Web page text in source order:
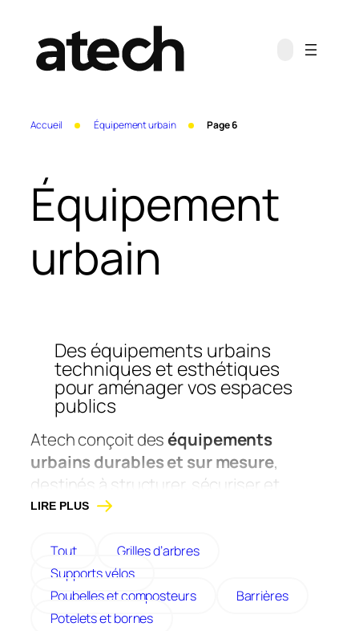
contenu
Accueil Équipement urbain Page 6
Équipement
urbain
Des équipements urbains
techniques et esthétiques
pour aménager vos espaces
publics
Atech conçoit deséquipements
urbains durables et sur mesure,
destinés à structurer, sécuriser et
valoriser les espaces publics extérieurs.
bornes, cendriers, corbeilles, barrières
et appuis-vélos, fabriqués en acier
galvanisé, corten ou inox pour garantir
une excellente résistance aux usages
LIRE PLUS
Tout
Grilles d’arbres
Supports vélos
Poubelles et composteurs
Barrières
Potelets et bornes